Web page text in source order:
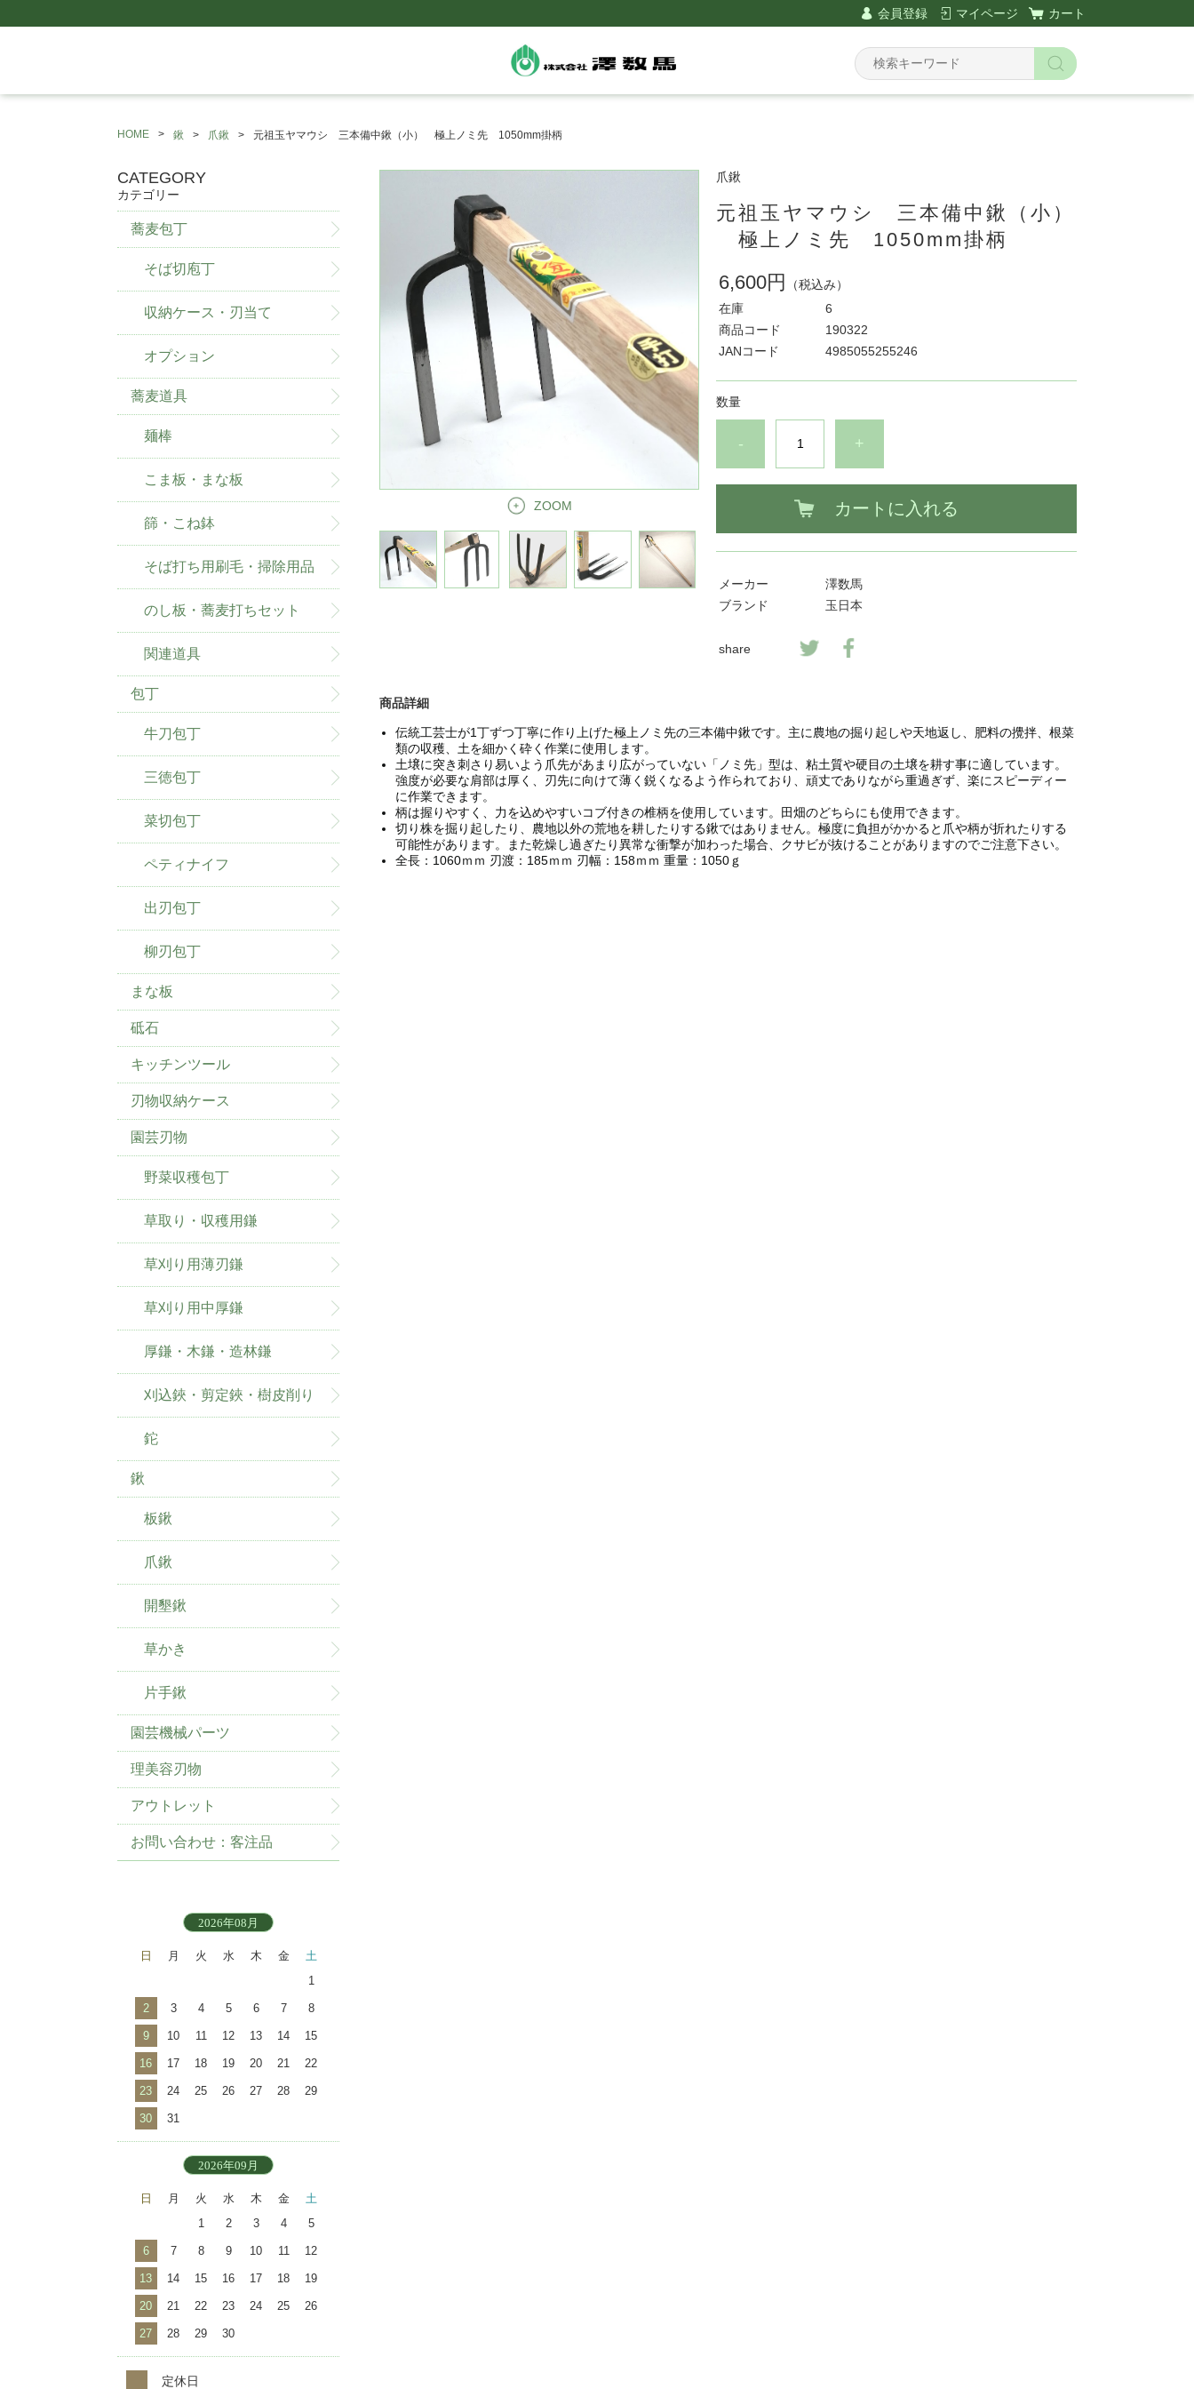
会員登録 マイページ カート
HOME 鍬 爪鍬 元祖玉ヤマウシ 三本備中鍬（小） 極上ノミ先 1050mm掛柄
ZOOM
爪鍬
元祖玉ヤマウシ 三本備中鍬（小）
極上ノミ先 1050mm掛柄
6,600円
（税込み）
在庫
6
商品コード
190322
JANコード
4985055255246
数量
- +
カートに入れる
メーカー
澤数馬
ブランド
玉日本
share
商品詳細
伝統工芸士が1丁ずつ丁寧に作り上げた極上ノミ先の三本備中鍬です。主に農地の掘り起しや天地返し、肥料の攪拌、根菜
類の収穫、土を細かく砕く作業に使用します。
土壌に突き刺さり易いよう爪先があまり広がっていない「ノミ先」型は、粘土質や硬目の土壌を耕す事に適しています。
強度が必要な肩部は厚く、刃先に向けて薄く鋭くなるよう作られており、頑丈でありながら重過ぎず、楽にスピーディー
に作業できます。
柄は握りやすく、力を込めやすいコブ付きの椎柄を使用しています。田畑のどちらにも使用できます。
切り株を掘り起したり、農地以外の荒地を耕したりする鍬ではありません。極度に負担がかかると爪や柄が折れたりする
可能性があります。また乾燥し過ぎたり異常な衝撃が加わった場合、クサビが抜けることがありますのでご注意下さい。
全長：1060ｍｍ 刃渡：185ｍｍ 刃幅：158ｍｍ 重量：1050ｇ
CATEGORY
カテゴリー
蕎麦包丁
そば切庖丁
収納ケース・刃当て
オプション
蕎麦道具
麺棒
こま板・まな板
篩・こね鉢
そば打ち用刷毛・掃除用品
のし板・蕎麦打ちセット
関連道具
包丁
牛刀包丁
三徳包丁
菜切包丁
ペティナイフ
出刃包丁
柳刃包丁
まな板
砥石
キッチンツール
刃物収納ケース
園芸刃物
野菜収穫包丁
草取り・収穫用鎌
草刈り用薄刃鎌
草刈り用中厚鎌
厚鎌・木鎌・造林鎌
刈込鋏・剪定鋏・樹皮削り
鉈
鍬
板鍬
爪鍬
開墾鍬
草かき
片手鍬
園芸機械パーツ
理美容刃物
アウトレット
お問い合わせ：客注品
2026年08月
日 月 火 水 木 金
土
1
2 3 4 5 6 7 8
9 10 11 12 13 14 15
16 17 18 19 20 21 22
23 24 25 26 27 28 29
30 31
2026年09月
日 月 火 水 木 金
土
1
2 3 4 5
6 7 8 9 10 11 12
13 14 15 16 17 18 19
20 21 22 23 24 25 26
27 28 29 30
定休日